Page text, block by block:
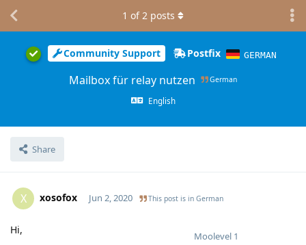
Community Support Postfix GERMAN
Mailbox für relay nutzen German
English
Share
1 of2 posts
X xosofox
Moolevel 1
Jun 2, 2020 This post is in German
Hi,